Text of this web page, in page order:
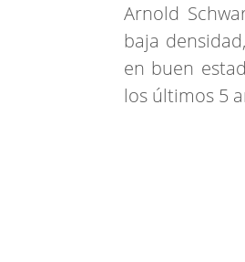
Arnold
baja
en buen
los últimos 5